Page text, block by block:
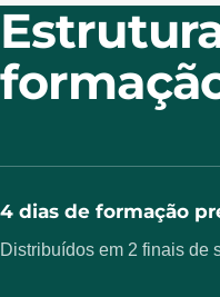
4 dias de formação
Distribuídos em 2 finais de